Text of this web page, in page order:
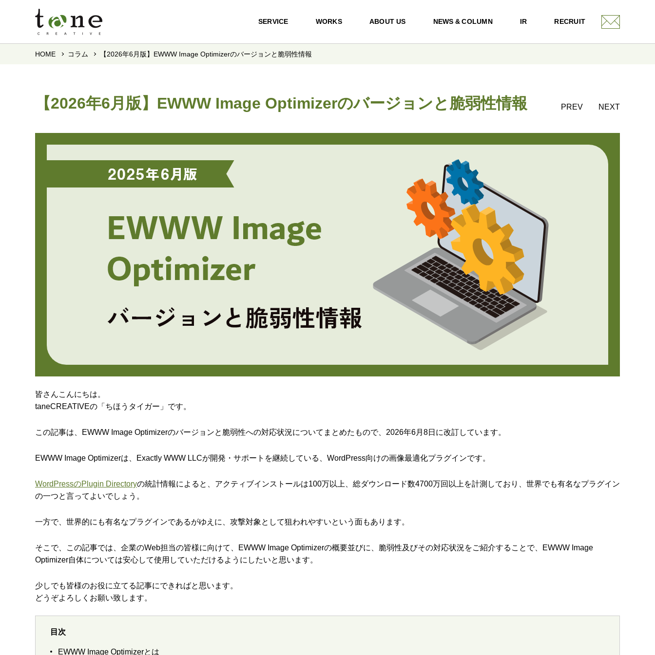
SERVICE WORKS ABOUT US NEWS & COLUMN IR RECRUIT
HOME コラム 【2026年6月版】EWWW Image Optimizerのバージョンと脆弱性情報
【2026年6月版】EWWW Image Optimizerのバージョンと脆弱性情報 PREV NEXT
皆さんこんにちは。
taneCREATIVEの「ちほうタイガー」です。
この記事は、EWWW Image Optimizerのバージョンと脆弱性への対応状況についてまとめたもので、2026年6月8日に改訂しています。
EWWW Image Optimizerは、Exactly WWW LLCが開発・サポートを継続している、WordPress向けの画像最適化プラグインです。
WordPressのPlugin Directoryの統計情報によると、アクティブインストールは100万以上、総ダウンロード数4700万回以上を計測しており、世界でも有名なプラグイン
の一つと言ってよいでしょう。
一方で、世界的にも有名なプラグインであるがゆえに、攻撃対象として狙われやすいという面もあります。
そこで、この記事では、企業のWeb担当の皆様に向けて、EWWW Image Optimizerの概要並びに、脆弱性及びその対応状況をご紹介することで、EWWW Image
Optimizer自体については安心して使用していただけるようにしたいと思います。
少しでも皆様のお役に立てる記事にできればと思います。
どうぞよろしくお願い致します。
目次
EWWW Image Optimizerとは